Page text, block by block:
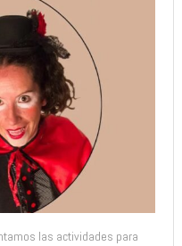
las actividades para